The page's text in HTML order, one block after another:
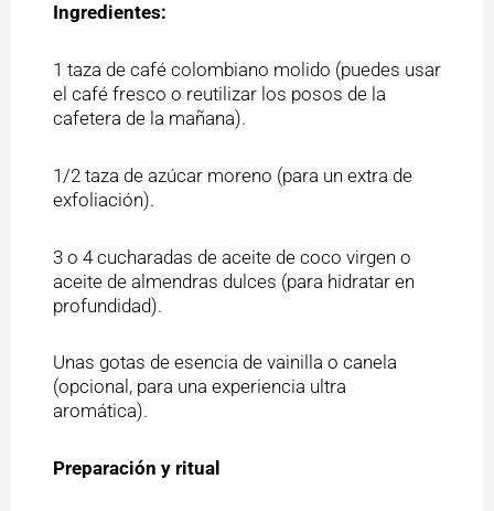
Ingredientes:
1 taza de café colombiano molido (puedes usar
el café fresco o reutilizar los posos de la
cafetera de la mañana).
1/2 taza de azúcar moreno (para un extra de
exfoliación).
3 o 4 cucharadas de aceite de coco virgen o
aceite de almendras dulces (para hidratar en
profundidad).
Unas gotas de esencia de vainilla o canela
(opcional, para una experiencia ultra
aromática).
Preparación y ritual